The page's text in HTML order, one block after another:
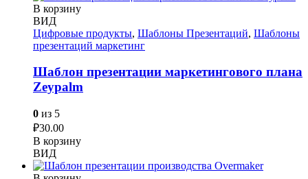
В корзину
ВИД
Цифровые продукты, Шаблоны Презентаций, Шаблоны
презентаций маркетинг
Шаблон презентации маркетингового плана
Zeypalm
0 из 5
₽30.00
В корзину
ВИД